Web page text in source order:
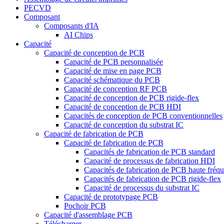
PECVD
Composant
Composants d'IA
AI Chips
Capacité
Capacité de conception de PCB
Capacité de PCB personnalisée
Capacité de mise en page PCB
Capacité schématique du PCB
Capacité de conception RF PCB
Capacité de conception de PCB rigide-flex
Capacité de conception de PCB HDI
Capacités de conception de PCB conventionnelles
Capacité de conception du substrat IC
Capacité de fabrication de PCB
Capacité de fabrication de PCB
Capacités de fabrication de PCB standard
Capacité de processus de fabrication HDI
Capacités de fabrication de PCB haute
Capacités de fabrication de PCB rigide-flex
Capacité de processus du substrat IC
Capacité de prototypage PCB
Pochoir PCB
Capacité d'assemblage PCB